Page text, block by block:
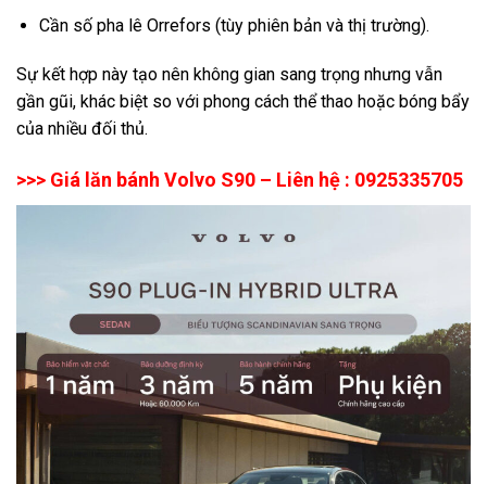
Cần số pha lê Orrefors (tùy phiên bản và thị trường).
Sự kết hợp này tạo nên không gian sang trọng nhưng vẫn
gần gũi, khác biệt so với phong cách thể thao hoặc bóng bẩy
của nhiều đối thủ.
>>> Giá lăn bánh Volvo S90 – Liên hệ : 0925335705